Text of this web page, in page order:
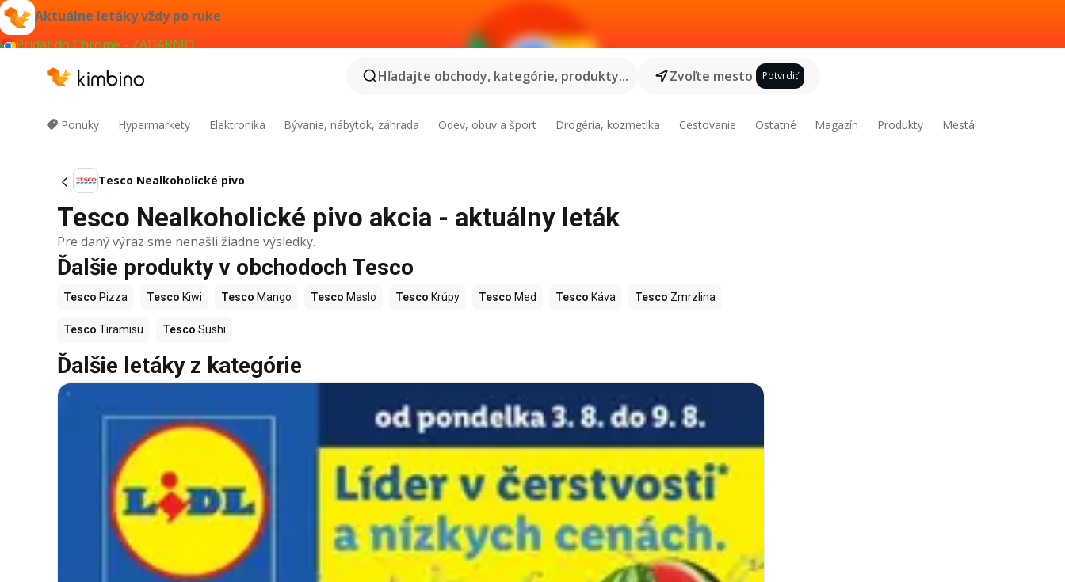
Aktuálne letáky vždy po ruke
Pridať do Chrome - ZADARMO
Hľadajte obchody, kategórie, produkty...
Zvoľte mesto Potvrdiť
Ponuky Hypermarkety Elektronika Bývanie, nábytok, záhrada Odev, obuv a šport Drogéria, kozmetika Cestovanie Ostatné Magazín Produkty Mestá
Tesco Nealkoholické pivo
Tesco Nealkoholické pivo akcia - aktuálny leták
Pre daný výraz sme nenašli žiadne výsledky.
Ďalšie produkty v obchodoch Tesco
Tesco Pizza Tesco Kiwi Tesco Mango Tesco Maslo Tesco Krúpy Tesco Med Tesco Káva Tesco Zmrzlina
Tesco Tiramisu Tesco Sushi
Ďalšie letáky z kategórie